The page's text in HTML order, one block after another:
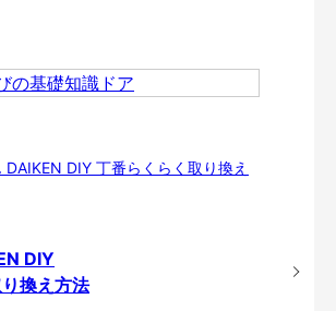
DIY
換え方法